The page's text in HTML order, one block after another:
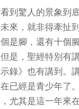
到驚人的景象到
來，就非得牽扯
是腳，還有十個
是，聖經特別有
錄》也有講到。
已經是青少年了
尤其是這一年來